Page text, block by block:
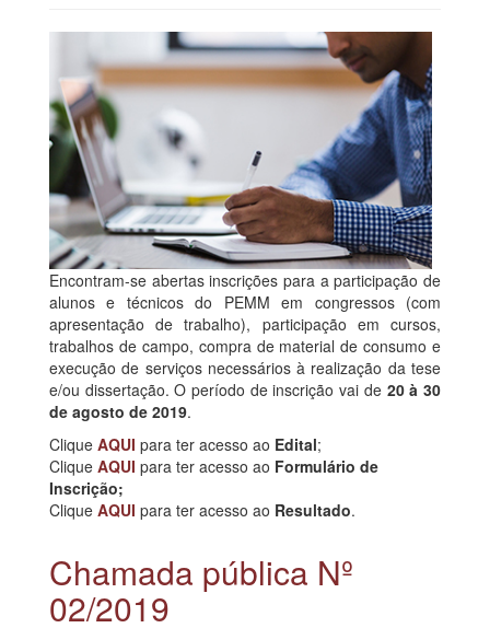
Encontram-se abertas inscrições para a participação de
alunos e técnicos do PEMM em congressos (com
apresentação de trabalho), participação em cursos,
trabalhos de campo, compra de material de consumo e
execução de serviços necessários à realização da tese
e/ou dissertação. O período de inscrição vai de 20 à 30
de agosto de 2019.
Clique AQUI para ter acesso ao Edital;
Clique AQUI para ter acesso ao Formulário de
Inscrição;
Clique AQUI para ter acesso ao Resultado.
Chamada pública Nº
02/2019